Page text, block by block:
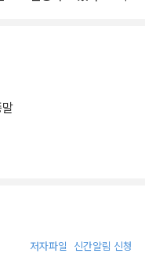
강조한다.
다. 동서를 넘나드는 해박
그는 중동의 역사와 문
욱이 그는 중동의 역사를
-경제사나 문화의 심층
저술로 평가받고 있다.
저자파일 신간알림 신청